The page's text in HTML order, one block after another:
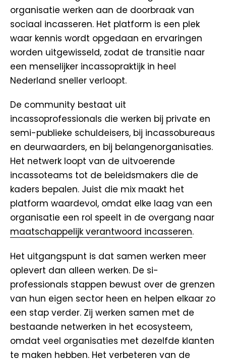
organisatie werken aan de doorbraak van
sociaal incasseren. Het platform is een plek
waar kennis wordt opgedaan en ervaringen
worden uitgewisseld, zodat de transitie naar
een menselijker incassopraktijk in heel
Nederland sneller verloopt.
De community bestaat uit
incassoprofessionals die werken bij private en
semi-publieke schuldeisers, bij incassobureaus
en deurwaarders, en bij belangenorganisaties.
Het netwerk loopt van de uitvoerende
incassoteams tot de beleidsmakers die de
kaders bepalen. Juist die mix maakt het
platform waardevol, omdat elke laag van een
organisatie een rol speelt in de overgang naar
maatschappelijk verantwoord incasseren.
Het uitgangspunt is dat samen werken meer
oplevert dan alleen werken. De si-
professionals stappen bewust over de grenzen
van hun eigen sector heen en helpen elkaar zo
een stap verder. Zij werken samen met de
bestaande netwerken in het ecosysteem,
omdat veel organisaties met dezelfde klanten
te maken hebben. Het verbeteren van de